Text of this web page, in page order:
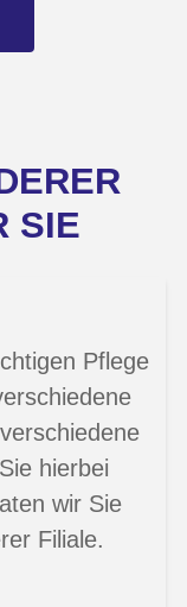
SIE
Pflege
hierbei
wir Sie
Filiale.